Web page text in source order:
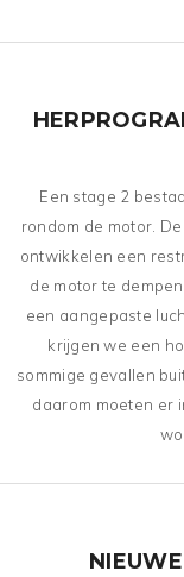
Een stage 2
rondom de motor.
ontwikkelen een
de motor te
een aangepaste
krijgen we een
sommige gevallen
daarom moeten er